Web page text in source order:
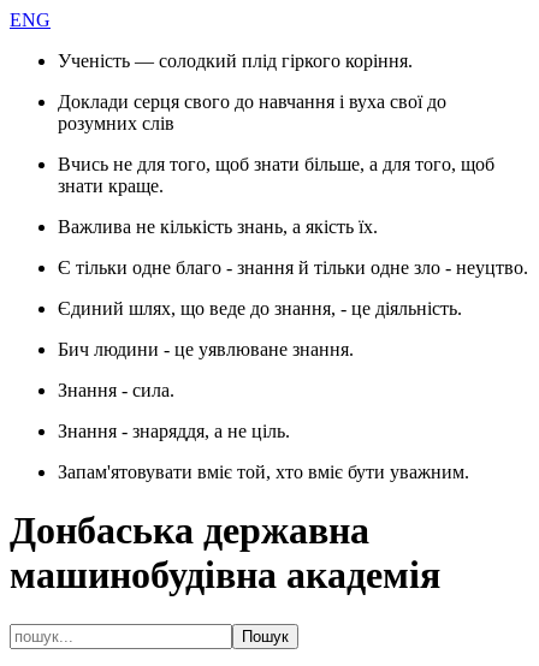
ENG
Ученість — солодкий плід гіркого коріння.
Доклади серця свого до навчання і вуха свої до
розумних слів
Вчись не для того, щоб знати більше, а для того, щоб
знати краще.
Важлива не кількість знань, а якість їх.
Є тільки одне благо - знання й тільки одне зло - неуцтво.
Єдиний шлях, що веде до знання, - це діяльність.
Бич людини - це уявлюване знання.
Знання - сила.
Знання - знаряддя, а не ціль.
Запам'ятовувати вміє той, хто вміє бути уважним.
Донбаська державна
машинобудівна академія